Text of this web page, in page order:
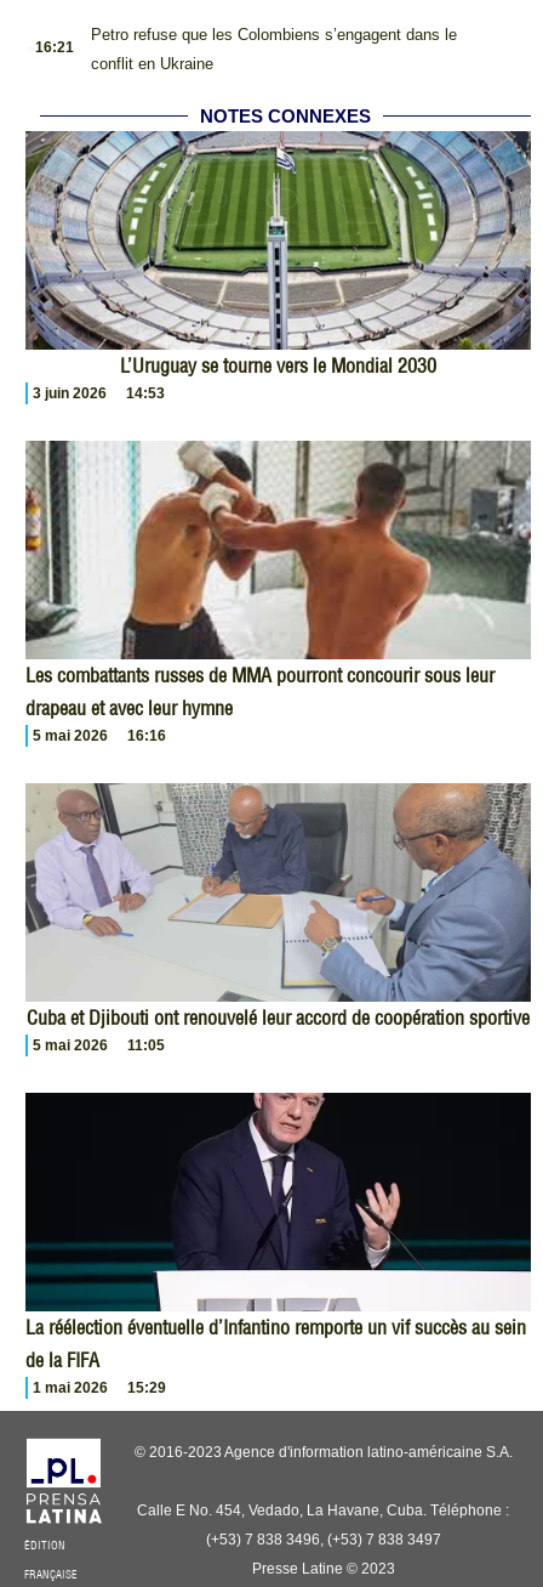
16:21
Petro refuse que les Colombiens s’engagent dans le
conflit en Ukraine
NOTES CONNEXES
L’Uruguay se tourne vers le Mondial 2030
3 juin 2026 14:53
Les combattants russes de MMA pourront concourir sous leur
drapeau et avec leur hymne
5 mai 2026 16:16
Cuba et Djibouti ont renouvelé leur accord de coopération sportive
5 mai 2026 11:05
La réélection éventuelle d’Infantino remporte un vif succès au sein
de la FIFA
1 mai 2026 15:29
ÉDITION
FRANÇAISE
© 2016-2023 Agence d'information latino-américaine S.A.
Calle E No. 454, Vedado, La Havane, Cuba. Téléphone :
(+53) 7 838 3496, (+53) 7 838 3497
Presse Latine © 2023